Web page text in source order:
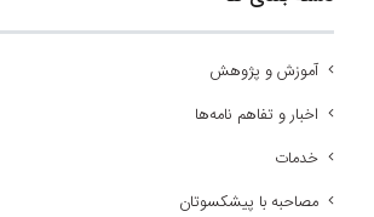
آموزش و پژوهش
اخبار و تفاهم نامه‌ها
خدمات
مصاحبه با پیشکسوتان